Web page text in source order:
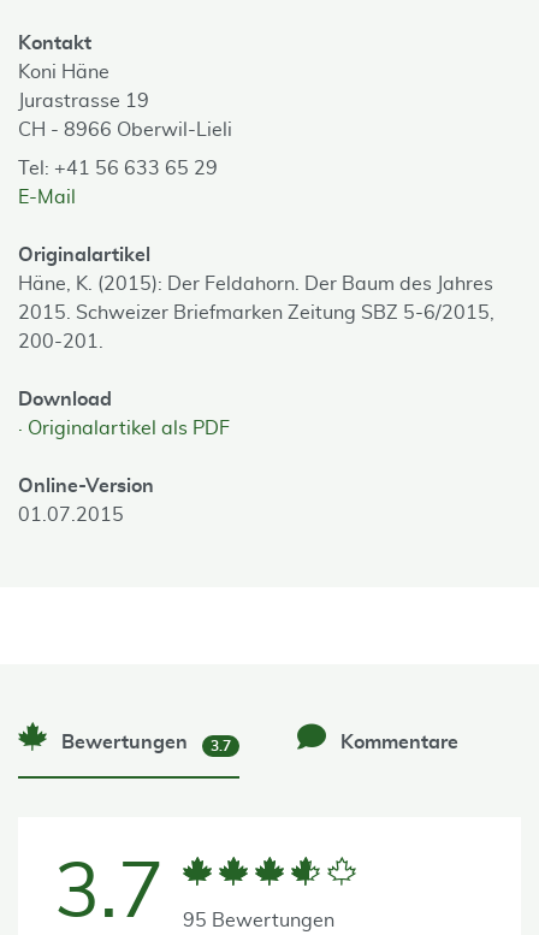
Kontakt
Koni Häne
Jurastrasse 19
CH - 8966 Oberwil-Lieli
Tel: +41 56 633 65 29
E-Mail
Originalartikel
Häne, K. (2015): Der Feldahorn. Der Baum des Jahres
2015. Schweizer Briefmarken Zeitung SBZ 5-6/2015,
200-201.
Download
Originalartikel als PDF
Online-Version
01.07.2015
Bewertungen 3.7 Kommentare
3.7 95 Bewertungen